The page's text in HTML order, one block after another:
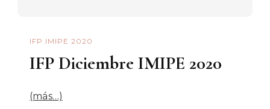
IFP IMIPE 2020
IFP Diciembre IMIPE 2020
(más…)